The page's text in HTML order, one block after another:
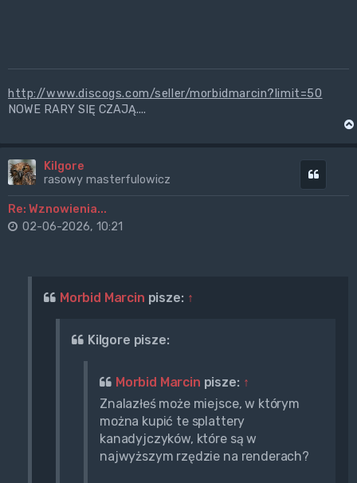
http://www.discogs.com/seller/morbidmarcin?limit=50
NOWE RARY SIĘ CZAJĄ....
Kilgore
rasowy masterfulowicz
Re: Wznowienia...
02-06-2026, 10:21
Morbid Marcin pisze: ↑
Kilgore pisze:
Morbid Marcin pisze: ↑
Znalazłeś może miejsce, w którym
można kupić te splattery
kanadyjczyków, które są w
najwyższym rzędzie na renderach?